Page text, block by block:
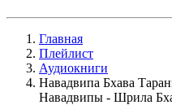
Главная
Плейлист
Аудиокниги
Навадвипа Бхава
Навадвипы - Шрила